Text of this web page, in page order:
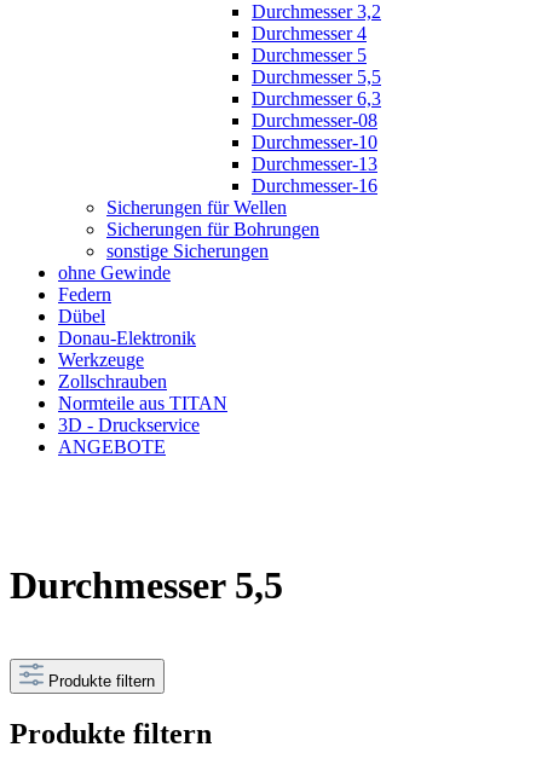
Durchmesser 3,2
Durchmesser 4
Durchmesser 5
Durchmesser 5,5
Durchmesser 6,3
Durchmesser-08
Durchmesser-10
Durchmesser-13
Durchmesser-16
Sicherungen für Wellen
Sicherungen für Bohrungen
sonstige Sicherungen
ohne Gewinde
Federn
Dübel
Donau-Elektronik
Werkzeuge
Zollschrauben
Normteile aus TITAN
3D - Druckservice
ANGEBOTE
Durchmesser 5,5
Produkte filtern
Produkte filtern